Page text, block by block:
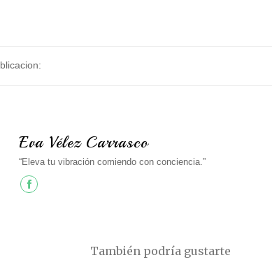
Eva Vélez Carrasco
“Eleva tu vibración comiendo con conciencia.”
También podría gustarte